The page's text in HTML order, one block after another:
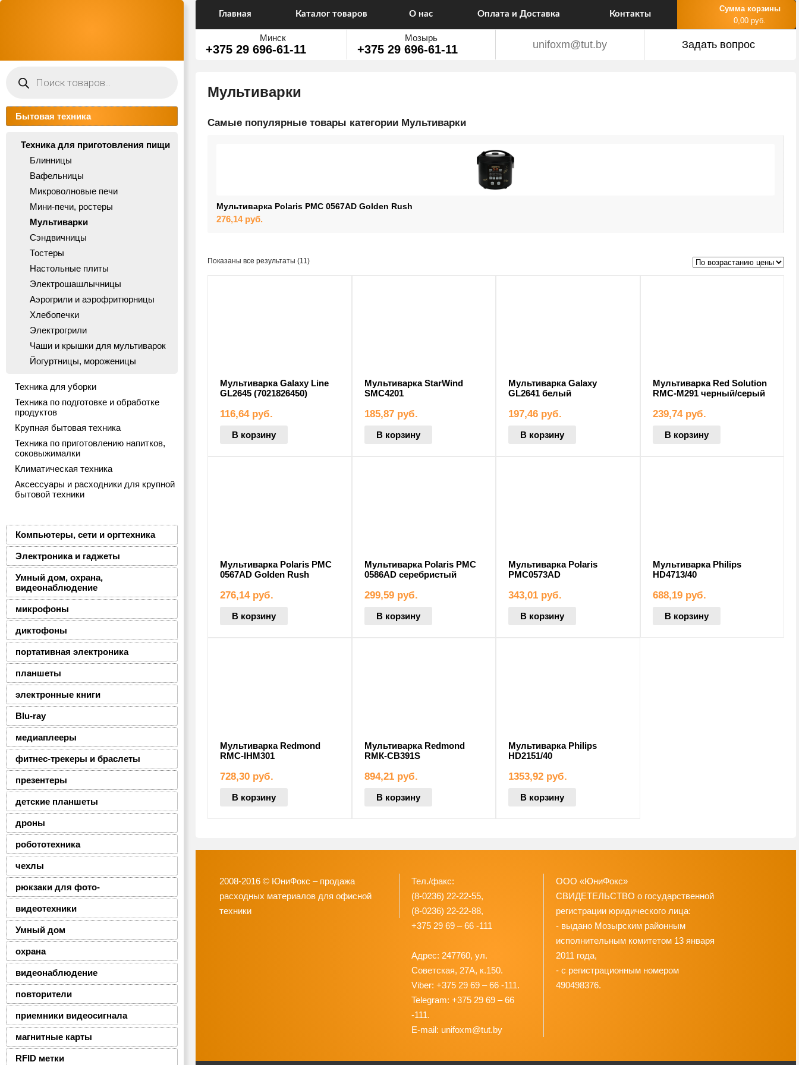
товаров
Бытовая техника
Техника для приготовления пищи
Блинницы
Вафельницы
Микроволновые печи
Мини-печи, ростеры
Мультиварки
Сэндвичницы
Тостеры
Настольные плиты
Электрошашлычницы
Аэрогрили и аэрофритюрницы
Хлебопечки
Электрогрили
Чаши и крышки для мультиварок
Йогуртницы, мороженицы
Техника для уборки
Техника по подготовке и обработке
продуктов
Крупная бытовая техника
Техника по приготовлению напитков,
соковыжималки
Климатическая техника
Аксессуары и расходники для крупной
бытовой техники
Компьютеры, сети и оргтехника
Электроника и гаджеты
Умный дом, охрана,
видеонаблюдение
микрофоны
диктофоны
портативная электроника
планшеты
электронные книги
Blu-ray
медиаплееры
фитнес-трекеры и браслеты
презентеры
детские планшеты
дроны
робототехника
чехлы
рюкзаки для фото-
видеотехники
Умный дом
охрана
видеонаблюдение
повторители
приемники видеосигнала
магнитные карты
RFID метки
Главная Каталог товаров О нас Оплата и Доставка Контакты
Сумма корзины
0,00 руб.
Минск
+375 29 696-61-11
Мозырь
+375 29 696-61-11 unifoxm@tut.by Задать вопрос
Мультиварки
Самые популярные товары категории Мультиварки
Мультиварка Polaris PMC 0567AD Golden Rush
276,14 руб.
Показаны все результаты (11)Цены:
Мультиварка Galaxy Line
GL2645 (7021826450)
116,64 руб.
В корзину
Мультиварка StarWind
SMC4201
185,87 руб.
В корзину
Мультиварка Galaxy
GL2641 белый
197,46 руб.
В корзину
Мультиварка Red Solution
RMC-M291 черный/серый
239,74 руб.
В корзину
Мультиварка Polaris PMC
0567AD Golden Rush
276,14 руб.
В корзину
Мультиварка Polaris PMC
0586AD серебристый
299,59 руб.
В корзину
Мультиварка Polaris
PMC0573AD
343,01 руб.
В корзину
Мультиварка Philips
HD4713/40
688,19 руб.
В корзину
Мультиварка Redmond
RMC-IHM301
728,30 руб.
В корзину
Мультиварка Redmond
RMК-CB391S
894,21 руб.
В корзину
Мультиварка Philips
HD2151/40
1353,92 руб.
В корзину
2008-2016 © ЮниФокс – продажа
расходных материалов для офисной
техники
Тел./факс:
(8-0236) 22-22-55,
(8-0236) 22-22-88,
+375 29 69 – 66 -111
Адрес: 247760, ул.
Советская, 27А, к.150.
Viber: +375 29 69 – 66 -111.
Telegram: +375 29 69 – 66
-111.
E-mail: unifoxm@tut.by
ООО «ЮниФокс»
СВИДЕТЕЛЬСТВО о государственной
регистрации юридического лица:
- выдано Мозырским районным
исполнительным комитетом 13 января
2011 года,
- с регистрационным номером
490498376.